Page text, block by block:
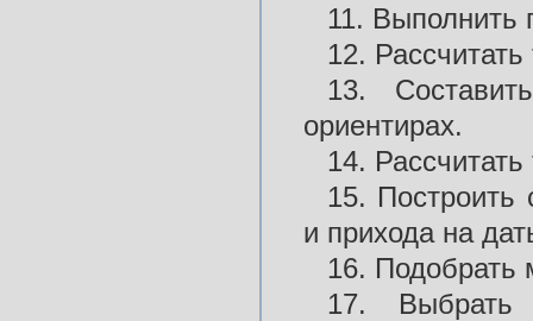
11. Выполнить
12.
13.
ориентирах.
14.
15. Построить
и прихода на
16. Подобрать
17. Выбрать